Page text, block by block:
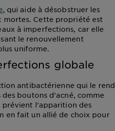
, qui aide à désobstruer les
mortes. Cette propriété est
à imperfections, car elle
le renouvellement
uniforme.
globale
antibactérienne qui le rend
boutons d'acné, comme
l'apparition des
en fait un allié de choix pour